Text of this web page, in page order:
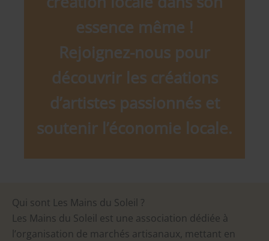
essence même !
Rejoignez-nous pour
découvrir les créations
d’artistes passionnés et
soutenir l’économie locale.
Qui sont Les Mains du Soleil ?
Les Mains du Soleil est une association dédiée à
l’organisation de marchés artisanaux, mettant en